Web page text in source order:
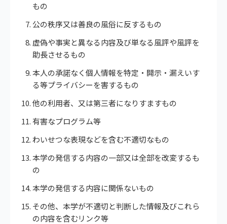
もの
公の秩序又は善良の風俗に反するもの
虚偽や事実と異なる内容及び単なる風評や風評を
助長させるもの
本人の承諾なく個人情報を特定・開示・漏えいす
る等プライバシーを害するもの
他の利用者、又は第三者になりすますもの
有害なプログラム等
わいせつな表現などを含む不適切なもの
本学の発信する内容の一部又は全部を改変するも
の
本学の発信する内容に関係ないもの
その他、本学が不適切と判断した情報及びこれら
の内容を含むリンク等